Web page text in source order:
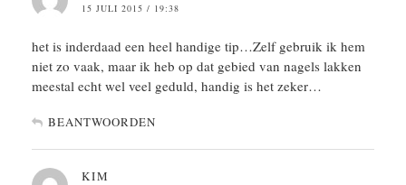
15 JULI 2015 / 19:38
het is inderdaad een heel handige tip…Zelf gebruik ik hem
niet zo vaak, maar ik heb op dat gebied van nagels lakken
meestal echt wel veel geduld, handig is het zeker…
BEANTWOORDEN
KIM